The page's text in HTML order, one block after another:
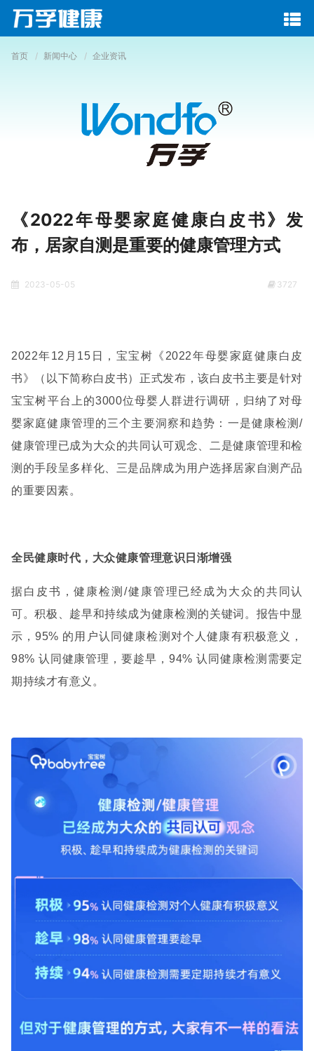
首页 新闻中心 企业资讯
《2022年母婴家庭健康白皮书》发
布，居家自测是重要的健康管理方式
2023-05-05 3727
2022年12月15日，宝宝树《2022年母婴家庭健康白皮
书》（以下简称白皮书）正式发布，该白皮书主要是针对
宝宝树平台上的3000位母婴人群进行调研，归纳了对母
婴家庭健康管理的三个主要洞察和趋势：一是健康检测/
健康管理已成为大众的共同认可观念、二是健康管理和检
测的手段呈多样化、三是品牌成为用户选择居家自测产品
的重要因素。
全民健康时代，大众健康管理意识日渐增强
据白皮书，健康检测 /健康管理已经成为大众的共同认
可。积极、趁早和持续成为健康检测的关键词。报告中显
示，95% 的用户认同健康检测对个人健康有积极意义，
98% 认同健康管理，要趁早，94% 认同健康检测需要定
期持续才有意义。